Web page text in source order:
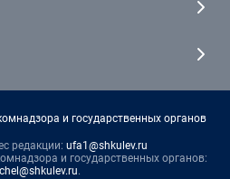
и государственных органов
редакции: ufa1@shkulev.ru
и государственных органов:
.